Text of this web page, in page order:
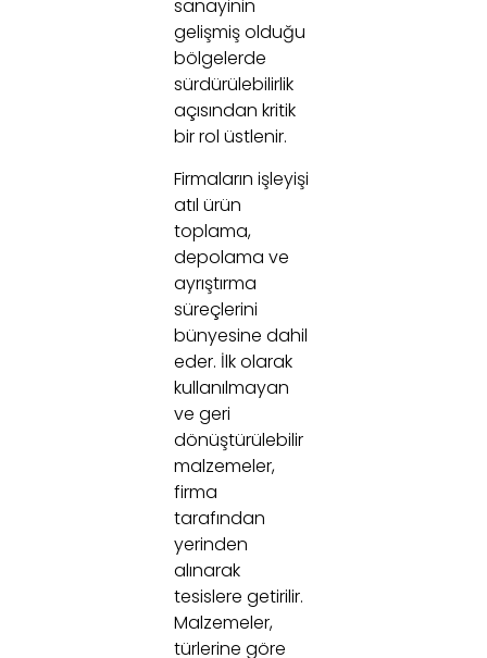
sanayinin
gelişmiş olduğu
bölgelerde
sürdürülebilirlik
açısından kritik
bir rol üstlenir.
Firmaların işleyişi
atıl ürün
toplama,
depolama ve
ayrıştırma
süreçlerini
bünyesine dahil
eder. İlk olarak
kullanılmayan
ve geri
dönüştürülebilir
malzemeler,
firma
tarafından
yerinden
alınarak
tesislere getirilir.
Malzemeler,
türlerine göre